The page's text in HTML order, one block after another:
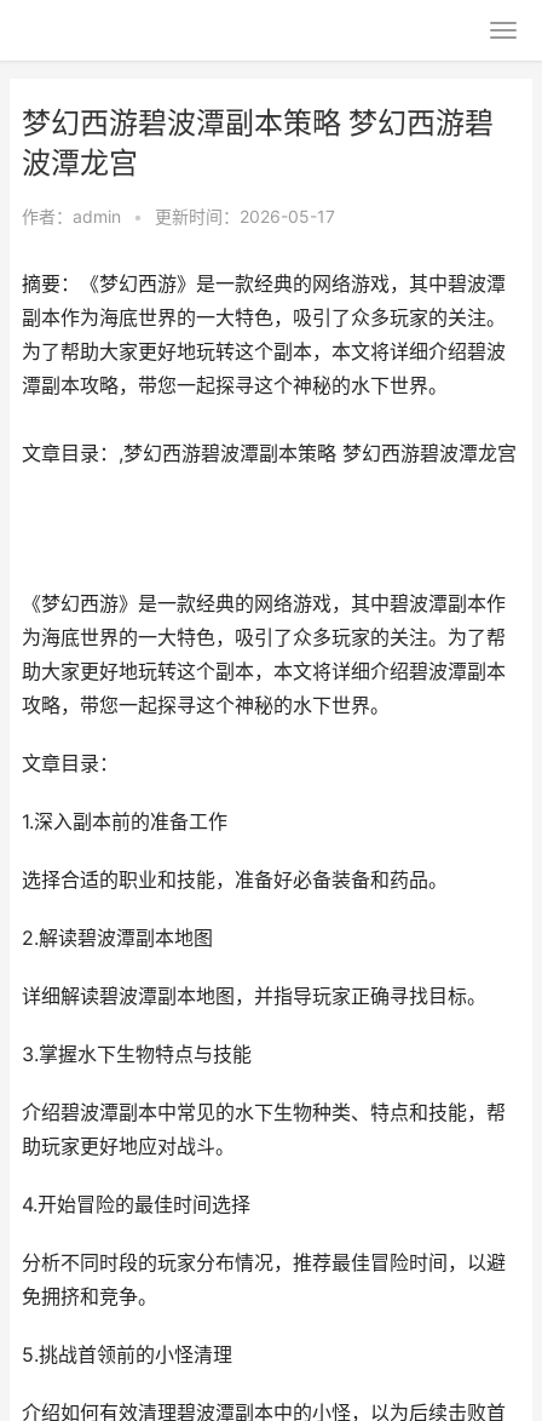
梦幻西游碧波潭副本策略 梦幻西游碧
波潭龙宫
作者： admin • 更新时间：2026-05-17
摘要：《梦幻西游》是一款经典的网络游戏，其中碧波潭
副本作为海底世界的一大特色，吸引了众多玩家的关注。
为了帮助大家更好地玩转这个副本，本文将详细介绍碧波
潭副本攻略，带您一起探寻这个神秘的水下世界。
文章目录：,梦幻西游碧波潭副本策略 梦幻西游碧波潭龙宫
《梦幻西游》是一款经典的网络游戏，其中碧波潭副本作
为海底世界的一大特色，吸引了众多玩家的关注。为了帮
助大家更好地玩转这个副本，本文将详细介绍碧波潭副本
攻略，带您一起探寻这个神秘的水下世界。
文章目录：
1.深入副本前的准备工作
选择合适的职业和技能，准备好必备装备和药品。
2.解读碧波潭副本地图
详细解读碧波潭副本地图，并指导玩家正确寻找目标。
3.掌握水下生物特点与技能
介绍碧波潭副本中常见的水下生物种类、特点和技能，帮
助玩家更好地应对战斗。
4.开始冒险的最佳时间选择
分析不同时段的玩家分布情况，推荐最佳冒险时间，以避
免拥挤和竞争。
5.挑战首领前的小怪清理
介绍如何有效清理碧波潭副本中的小怪，以为后续击败首